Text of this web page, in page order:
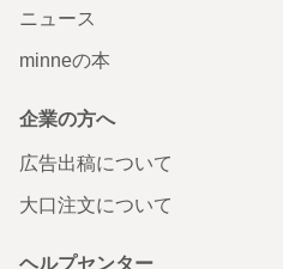
ニュース
minneの本
企業の方へ
広告出稿について
大口注文について
ヘルプセンター